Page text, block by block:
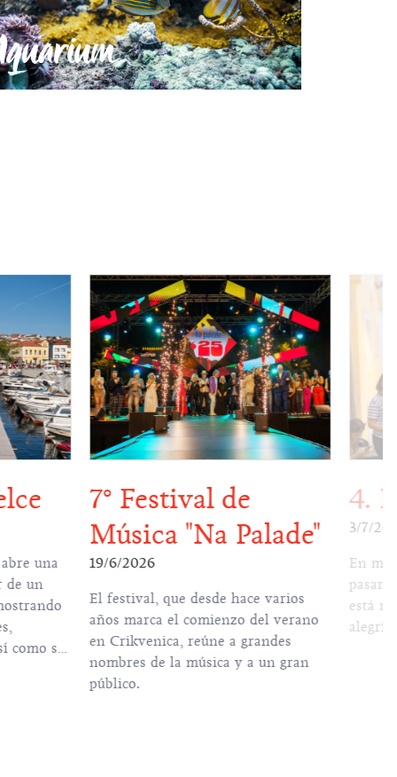
una
de un
como su
7º Festival de
Música "Na Palade"
19/6/2026
El festival, que desde hace varios
años marca el comienzo del verano
en Crikvenica, reúne a grandes
nombres de la música y a un gran
público.
4.
3/7/
En mi
pasaré
está